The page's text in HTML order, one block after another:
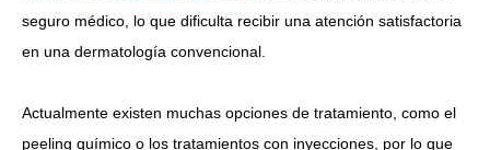
seguro médico, lo que dificulta recibir una atención satisfactoria
en una dermatología convencional.
Actualmente existen muchas opciones de tratamiento, como el
peeling químico o los tratamientos con inyecciones, por lo que